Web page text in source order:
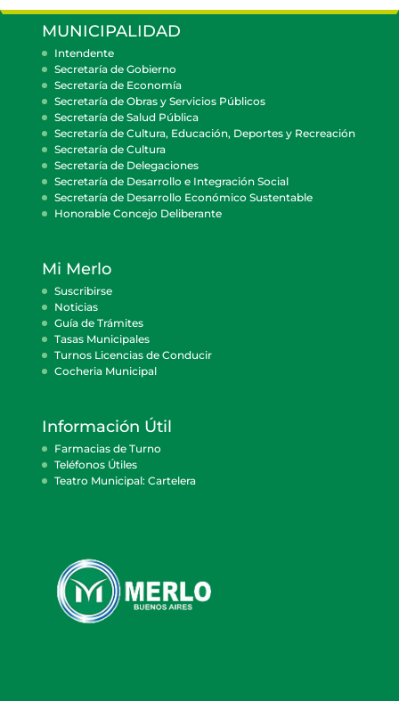
MUNICIPALIDAD
Intendente
Secretaría de Gobierno
Secretaría de Economía
Secretaría de Obras y Servicios Públicos
Secretaría de Salud Pública
Secretaría de Cultura, Educación, Deportes y Recreación
Secretaría de Cultura
Secretaría de Delegaciones
Secretaría de Desarrollo e Integración Social
Secretaría de Desarrollo Económico Sustentable
Honorable Concejo Deliberante
Mi Merlo
Suscribirse
Noticias
Guía de Trámites
Tasas Municipales
Turnos Licencias de Conducir
Cocheria Municipal
Información Útil
Farmacias de Turno
Teléfonos Útiles
Teatro Municipal: Cartelera